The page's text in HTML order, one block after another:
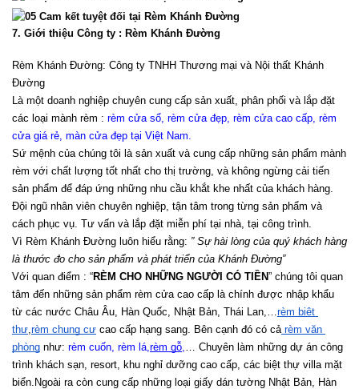
7. Giới thiệu Công ty : Rèm Khánh Đường
Rèm Khánh Đường: Công ty TNHH Thương mại và Nội thất Khánh
Đường
Là một doanh nghiệp chuyên cung cấp sản xuất, phân phối và lắp đặt
các loại mành rèm : rèm cửa sổ, rèm cửa đẹp, rèm cửa cao cấp, rèm
cửa giá rẻ, màn cửa đẹp tại Việt Nam
Sứ mệnh của chúng tôi là sản xuất và cung cấp những sản phẩm mành
rèm với chất lượng tốt nhất cho thị trường, và không ngừng cải tiến
sản phẩm để đáp ứng những nhu cầu khắt khe nhất của khách hàng.
Đội ngũ nhân viên chuyên nghiệp, tận tâm trong từng sản phẩm và
cách phục vụ. Tư vấn và lắp đặt miễn phí tại nhà, tại công trình.
Vì Rèm Khánh Đường luôn hiểu rằng: ” Sự hài lòng của quý khách hàng
là thước đo cho sản phẩm và phát triển của Khánh Đường”
Với quan điểm : “RÈM CHO NHỮNG NGƯỜI CÓ TIỀN” chúng tôi quan
tâm đến những sản phẩm rèm cửa cao cấp là chính được nhập khẩu
từ các nước Châu Âu, Hàn Quốc, Nhật Bản, Thái Lan,… rèm biệt
thự rèm chung cư cao cấp hạng sang. Bên cạnh đó có cả rèm văn
phòng như: rèm cuốn rèm lá rèm gỗ
… Chuyên làm những dự án công
trình khách sạn, resort, khu nghỉ dưỡng cao cấp, các biệt thự villa mặt
biển.Ngoài ra còn cung cấp những loại giấy dán tường Nhật Bản, Hàn